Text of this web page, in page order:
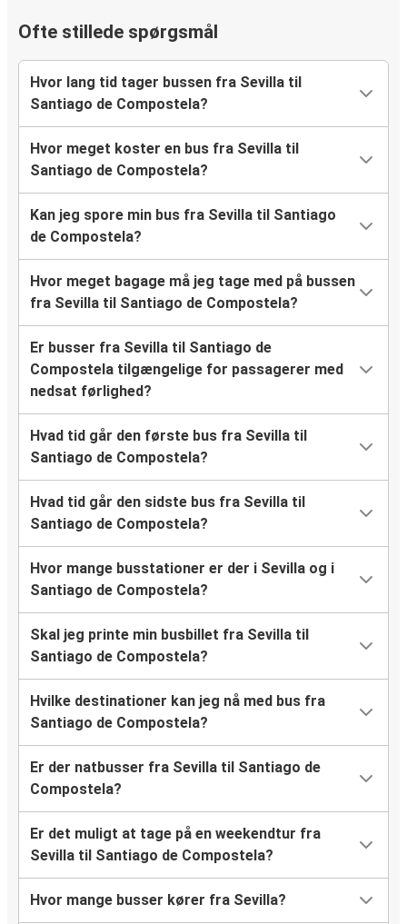
Ofte stillede spørgsmål
Hvor lang tid tager bussen fra Sevilla til
Santiago de Compostela?
Hvor meget koster en bus fra Sevilla til
Santiago de Compostela?
Kan jeg spore min bus fra Sevilla til Santiago
de Compostela?
Hvor meget bagage må jeg tage med på bussen
fra Sevilla til Santiago de Compostela?
Er busser fra Sevilla til Santiago de
Compostela tilgængelige for passagerer med
nedsat førlighed?
Hvad tid går den første bus fra Sevilla til
Santiago de Compostela?
Hvad tid går den sidste bus fra Sevilla til
Santiago de Compostela?
Hvor mange busstationer er der i Sevilla og i
Santiago de Compostela?
Skal jeg printe min busbillet fra Sevilla til
Santiago de Compostela?
Hvilke destinationer kan jeg nå med bus fra
Santiago de Compostela?
Er der natbusser fra Sevilla til Santiago de
Compostela?
Er det muligt at tage på en weekendtur fra
Sevilla til Santiago de Compostela?
Hvor mange busser kører fra Sevilla?